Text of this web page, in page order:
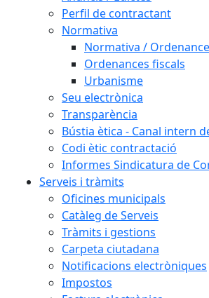
Perfil de contractant
Normativa
Normativa /
Ordenances fiscals
Urbanisme
Seu electrònica
Transparència
Bústia ètica - Canal intern
Codi ètic contractació
Informes Sindicatura de
Serveis i tràmits
Oficines municipals
Catàleg de Serveis
Tràmits i gestions
Carpeta ciutadana
Notificacions electròniques
Impostos